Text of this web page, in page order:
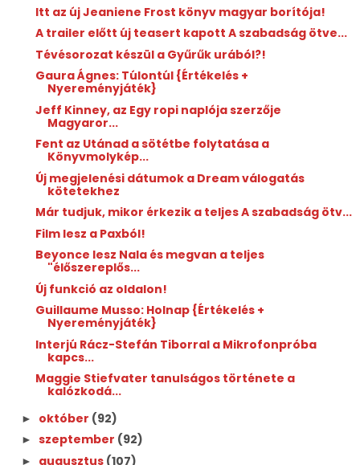
Itt az új Jeaniene Frost könyv magyar borítója!
A trailer előtt új teasert kapott A szabadság ötve...
Tévésorozat készül a Gyűrűk urából?!
Gaura Ágnes: Túlontúl {Értékelés +
Nyereményjáték}
Jeff Kinney, az Egy ropi naplója szerzője
Magyaror...
Fent az Utánad a sötétbe folytatása a
Könyvmolykép...
Új megjelenési dátumok a Dream válogatás
kötetekhez
Már tudjuk, mikor érkezik a teljes A szabadság ötv...
Film lesz a Paxból!
Beyonce lesz Nala és megvan a teljes
"élőszereplős...
Új funkció az oldalon!
Guillaume Musso: Holnap {Értékelés +
Nyereményjáték}
Interjú Rácz-Stefán Tiborral a Mikrofonpróba
kapcs...
Maggie Stiefvater tanulságos története a
kalózkodá...
► október (92)
► szeptember (92)
► augusztus (107)